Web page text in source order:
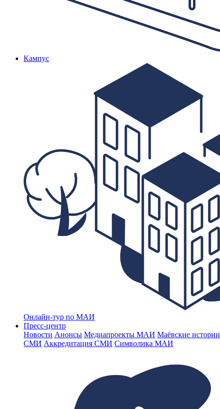
Кампус
Онлайн-тур по МАИ
Пресс-центр
Новости Анонсы Медиапроекты МАИ Маёвские
СМИ Аккредитация СМИ Символика МАИ